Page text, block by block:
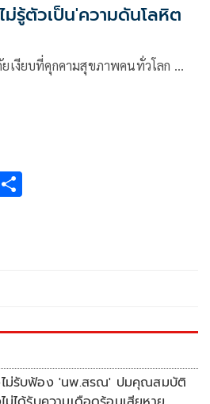
รู้ตัวเป็น'ความดันโลหิต
เงียบที่คุกคามสุขภาพคนทั่วโลก …
ไม่รับฟ้อง 'นพ.สรณ' ปมคุณสมบัติ